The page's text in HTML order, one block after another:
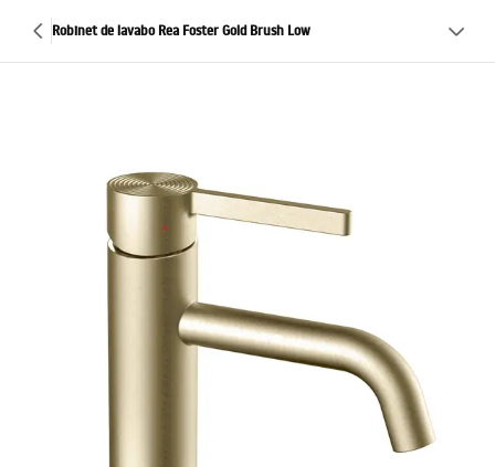
Robinet de lavabo Rea Foster Gold Brush Low